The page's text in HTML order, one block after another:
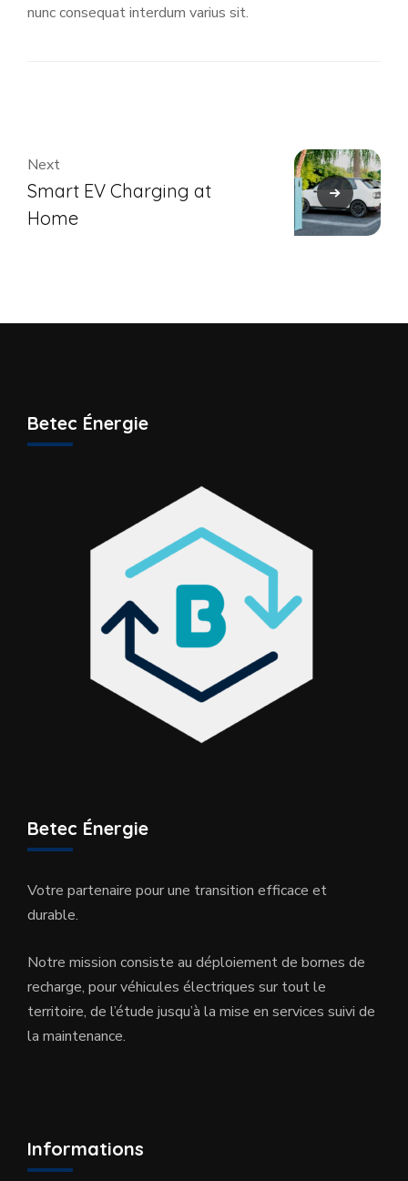
nunc consequat interdum varius sit.
Next
Smart EV Charging at
Home
Betec Énergie
Betec Énergie
Votre partenaire pour une transition efficace et
durable.
Notre mission consiste au déploiement de bornes de
recharge, pour véhicules électriques sur tout le
territoire, de l’étude jusqu’à la mise en services suivi de
la maintenance.
Informations